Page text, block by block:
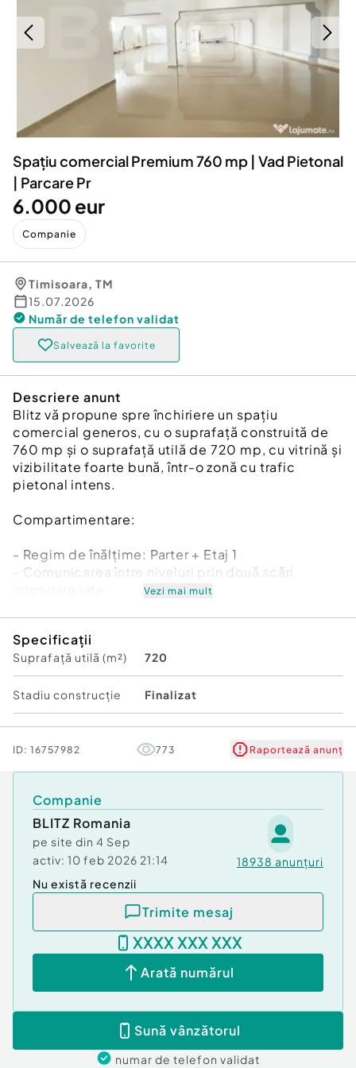
Servicii
Animale de companie
Afaceri și echipamente profesionale
Inchiriere Bunuri si Vehicule
Utilaje agricole si industriale
Piese auto si accesorii
Spațiu comercial Premium 760 mp | Vad Pietonal
| Parcare Pr
6.000 eur
Companie
Timisoara, TM
15.07.2026
Număr de telefon validat
Salvează la favorite
Descriere anunt
Blitz vă propune spre închiriere un spațiu
comercial generos, cu o suprafață construită de
760 mp și o suprafață utilă de 720 mp, cu vitrină și
vizibilitate foarte bună, într-o zonă cu trafic
pietonal intens.
Compartimentare:
- Regim de înălțime: Parter + Etaj 1
- Comunicarea între niveluri prin două scări
- Posibilitate montare lift interior
Dotări și utilități
- Curent trifazic
- Autorizație ISU
- Încălzire prin centrală proprie pe gaz
Avantaje
- Spațiu amplu, versatil, ușor de personalizat
- Înălțime autorizată corespunzătoare pentru
activități medicale
- Acces facil și flux eficient între niveluri
- Expunere stradală
Datorită suprafeței și configurației, spațiul este
- Clinică medicală
- Birouri
- Restaurant / bistro
Vezi mai mult
Specificații
Suprafață utilă (m²) 720
Stadiu construcţie Finalizat
ID: 16757982 773 Raportează anunț
Companie
BLITZ Romania
pe site din 4 Sep
activ: 10 feb 2026 21:14 18938 anunțuri
Nu există recenzii
Trimite mesaj
XXXX XXX XXX
Arată numărul
Sună vânzătorul
numar de telefon validat